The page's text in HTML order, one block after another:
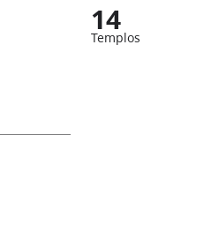
14
Templos